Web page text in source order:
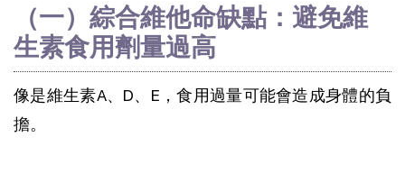
（一）綜合維他命缺點：避免維
生素食用劑量過高
像是維生素A、D、E，食用過量可能會造成身體的負
擔。